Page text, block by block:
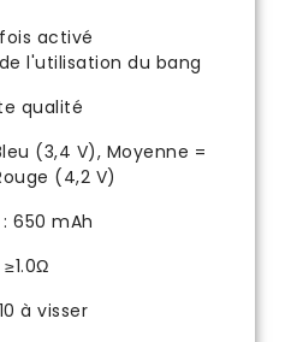
activé
l'utilisation du bang
qualité
(3,4 V), Moyenne =
(4,2 V)
650 mAh
à visser